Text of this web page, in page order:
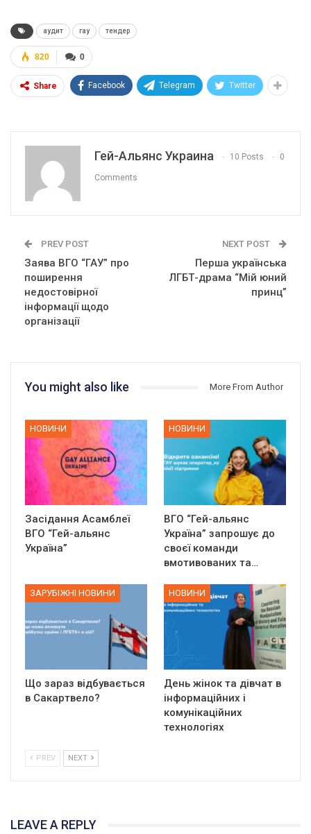
аудит гау тендер
0
820
Share Facebook Telegram Twitter
Гей-Альянс Украина 10 Posts 0
Comments
PREV POST
Заява ВГО “ГАУ” про
поширення
недостовірної
інформації щодо
організації
NEXT POST
Перша українська
ЛГБТ-драма “Мій юний
принц”
You might also like More From Author
НОВИНИ
Засідання Асамблеї
ВГО “Гей-альянс
Україна”
НОВИНИ
ВГО “Гей-альянс
Україна” запрошує до
своєї команди
вмотивованих та…
ЗАРУБІЖНІ НОВИНИ
Що зараз відбувається
в Сакартвело?
НОВИНИ
День жінок та дівчат в
інформаційних і
комунікаційних
технологіях
PREV NEXT
LEAVE A REPLY